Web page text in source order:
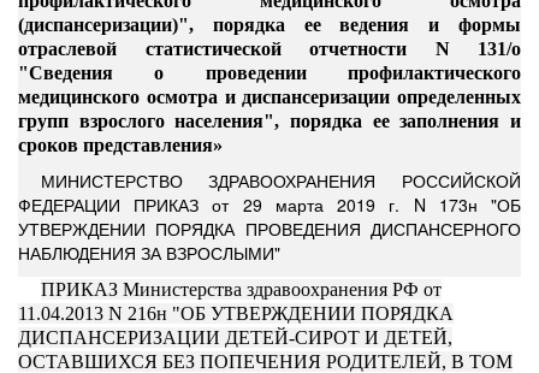
(диспансеризации)", порядка ее ведения иформы
отраслевой статистической отчетности N 131/о
"Сведения о проведении профилактического
медицинского осмотра и диспансеризации определенных
групп взрослого населения",порядка ее заполнения и
сроков представления»
МИНИСТЕРСТВО ЗДРАВООХРАНЕНИЯ РОССИЙСКОЙ
ФЕДЕРАЦИИ ПРИКАЗ от 29 марта 2019 г. N 173н "ОБ
УТВЕРЖДЕНИИ ПОРЯДКА ПРОВЕДЕНИЯ ДИСПАНСЕРНОГО
НАБЛЮДЕНИЯ ЗА ВЗРОСЛЫМИ"
ПРИКАЗ Министерства здравоохранения РФ от
11.04.2013 N 216н "ОБ УТВЕРЖДЕНИИ ПОРЯДКА
ДИСПАНСЕРИЗАЦИИ ДЕТЕЙ-СИРОТ И ДЕТЕЙ,
ОСТАВШИХСЯ БЕЗ ПОПЕЧЕНИЯ РОДИТЕЛЕЙ, В ТОМ